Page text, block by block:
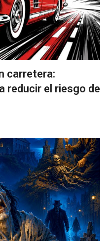
carretera:
reducir el riesgo de